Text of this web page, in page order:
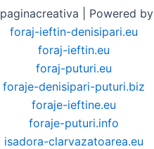
| Powered by
foraj-ieftin-denisipari.eu
foraj-ieftin.eu
foraj-puturi.eu
foraje-denisipari-puturi.biz
foraje-ieftine.eu
foraje-puturi.info
isadora-clarvazatoarea.eu